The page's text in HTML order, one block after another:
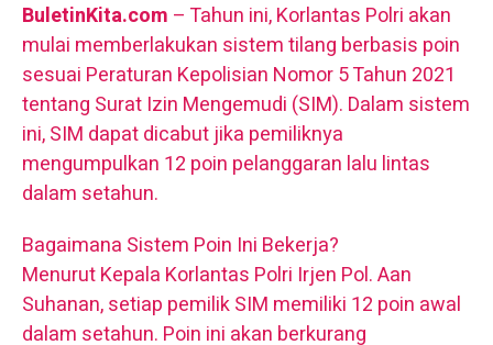
BuletinKita.com – Tahun ini, Korlantas Polri akan
mulai memberlakukan sistem tilang berbasis poin
sesuai Peraturan Kepolisian Nomor 5 Tahun 2021
tentang Surat Izin Mengemudi (SIM). Dalam sistem
ini, SIM dapat dicabut jika pemiliknya
mengumpulkan 12 poin pelanggaran lalu lintas
dalam setahun.
Bagaimana Sistem Poin Ini Bekerja?
Menurut Kepala Korlantas Polri Irjen Pol. Aan
Suhanan, setiap pemilik SIM memiliki 12 poin awal
dalam setahun. Poin ini akan berkurang